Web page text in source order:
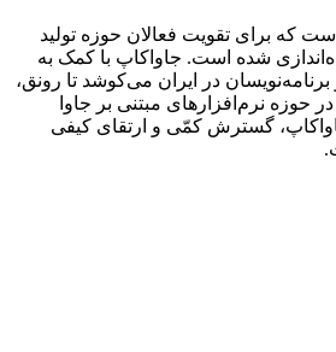
که برای تقویت فعالان حوزه‌ تولید
شده است. جاواکاپ با کمک به
برنامه‌نویسان در ایران می‌کوشد تا رونق،
حوزه‌ نرم‌افزارهای مبتنی بر جاوا
گسترش کمّی و ارتقای کیفی